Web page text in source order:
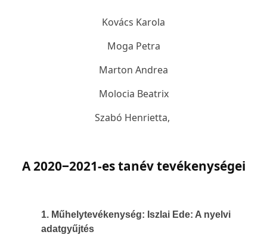
Kovács Karola
Moga Petra
Marton Andrea
Molocia Beatrix
Szabó Henrietta,
A 2020‒2021-es tanév tevékenységei
1. Műhelytevékenység: Iszlai Ede: A nyelvi
adatgyűjtés